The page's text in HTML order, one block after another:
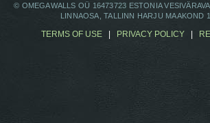
© OMEGAWALLS OÜ 16473723 ESTONIA
LINNAOSA, TALLINN HARJU MAAKOND
TERMS OF USE | PRIVACY POLICY |